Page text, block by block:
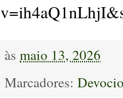
às maio 13, 2026
Marcadores: